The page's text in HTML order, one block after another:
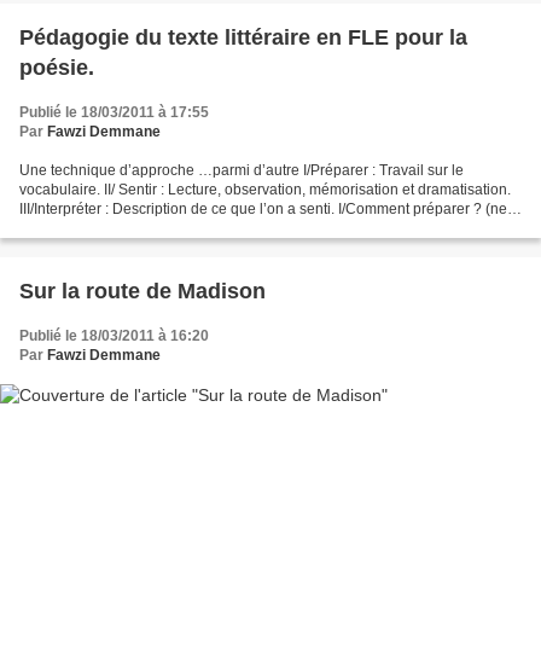
Pédagogie du texte littéraire en FLE pour la
poésie.
Publié le 18/03/2011 à 17:55
Par Fawzi Demmane
Une technique d’approche …parmi d’autre I/Préparer : Travail sur le
vocabulaire. II/ Sentir : Lecture, observation, mémorisation et dramatisation.
III/Interpréter : Description de ce que l’on a senti. I/Comment préparer ? (ne
Sur la route de Madison
Publié le 18/03/2011 à 16:20
Par Fawzi Demmane